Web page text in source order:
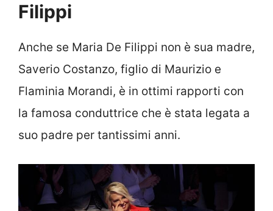
Filippi
Anche se Maria De Filippi non è sua madre,
Saverio Costanzo, figlio di Maurizio e
Flaminia Morandi, è in ottimi rapporti con
la famosa conduttrice che è stata legata a
suo padre per tantissimi anni.